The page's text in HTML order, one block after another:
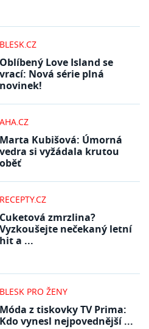
BLESK.CZ
Oblíbený Love Island se
vrací: Nová série plná
novinek!
AHA.CZ
Marta Kubišová: Úmorná
vedra si vyžádala krutou
oběť
RECEPTY.CZ
Cuketová zmrzlina?
Vyzkoušejte nečekaný letní
hit a ...
BLESK PRO ŽENY
Móda z tiskovky TV Prima:
Kdo vynesl nejpovednější ...